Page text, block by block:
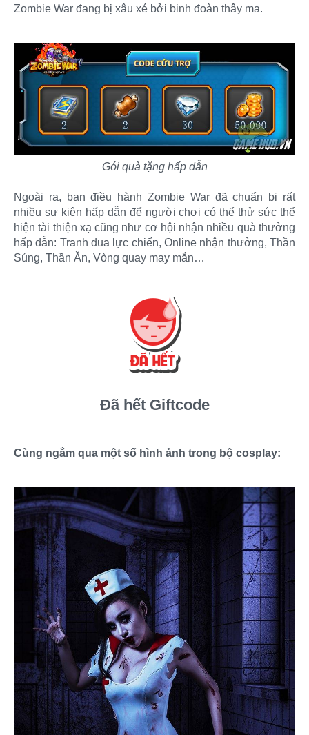
Zombie War đang bị xâu xé bởi binh đoàn thây ma.
Gói quà tặng hấp dẫn
Ngoài ra, ban điều hành Zombie War đã chuẩn bị rất
nhiều sự kiện hấp dẫn để người chơi có thể thử sức thể
hiện tài thiện xạ cũng như cơ hội nhận nhiều quà thưởng
hấp dẫn: Tranh đua lực chiến, Online nhận thưởng, Thần
Súng, Thần Ăn, Vòng quay may mắn…
Đã hết Giftcode
Cùng ngắm qua một số hình ảnh trong bộ cosplay: